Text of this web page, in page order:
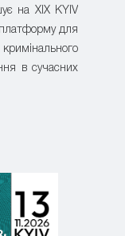
на XIX KYIV
для
в сучасних